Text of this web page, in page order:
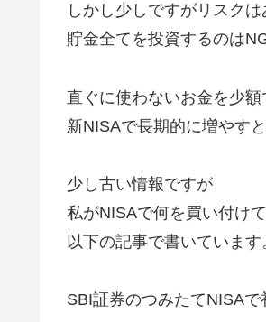
しかし少しですがリスク
貯金全てを投資するのは
直ぐに使わないお金を少
新NISAで長期的に増やす
少し古い情報ですが
私がNISAで何を買い付け
以下の記事で書いていま
SBI証券のつみたてNISA